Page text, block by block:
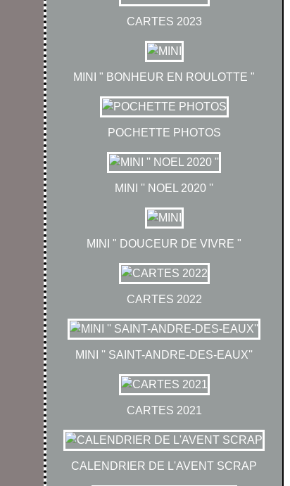
CARTES 2023
MINI " BONHEUR EN ROULOTTE "
POCHETTE PHOTOS
MINI '' NOEL 2020 ''
MINI " DOUCEUR DE VIVRE "
CARTES 2022
MINI '' SAINT-ANDRE-DES-EAUX''
CARTES 2021
CALENDRIER DE L'AVENT SCRAP